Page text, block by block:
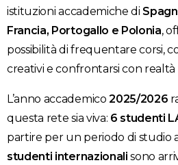
istituzioni accademiche di
Francia, Portogallo e Polonia,
possibilità di frequentare corsi,
creativi e confrontarsi con
L’anno accademico2025/2026
questa rete sia viva: 6 studenti
partire per un periodo di studio
studenti internazionali sono